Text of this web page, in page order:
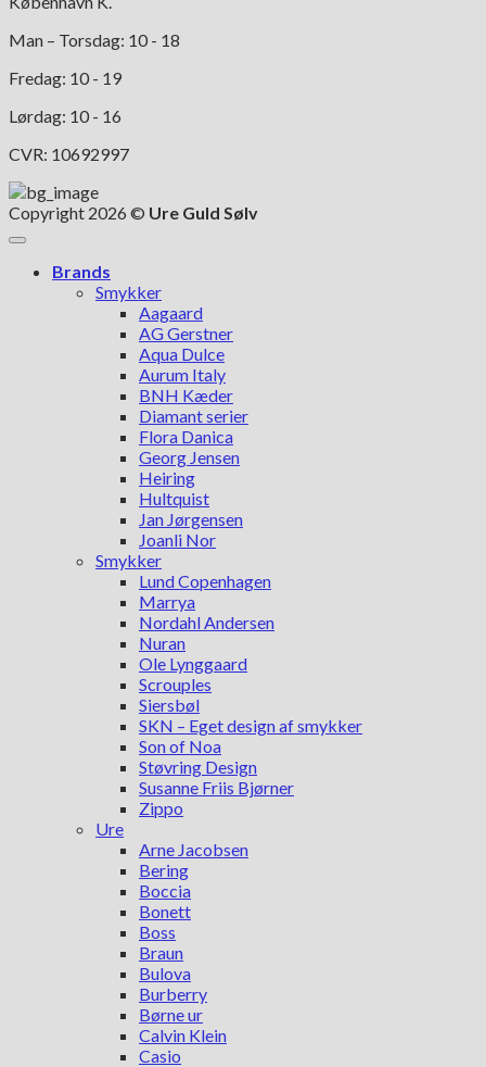
Man – Torsdag: 10 - 18
Fredag: 10 - 19
Lørdag: 10 - 16
CVR: 10692997
Copyright 2026 © Ure Guld Sølv
Brands
Smykker
Aagaard
AG Gerstner
Aqua Dulce
Aurum Italy
BNH Kæder
Diamant serier
Flora Danica
Georg Jensen
Heiring
Hultquist
Jan Jørgensen
Joanli Nor
Smykker
Lund Copenhagen
Marrya
Nordahl Andersen
Nuran
Ole Lynggaard
Scrouples
Siersbøl
SKN – Eget design af smykker
Son of Noa
Støvring Design
Susanne Friis Bjørner
Zippo
Ure
Arne Jacobsen
Bering
Boccia
Bonett
Boss
Braun
Bulova
Burberry
Børne ur
Calvin Klein
Casio